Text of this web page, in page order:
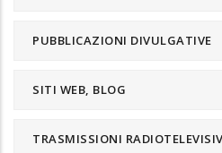
PUBBLICAZIONI DIVULGATIVE
SITI WEB, BLOG
TRASMISSIONI